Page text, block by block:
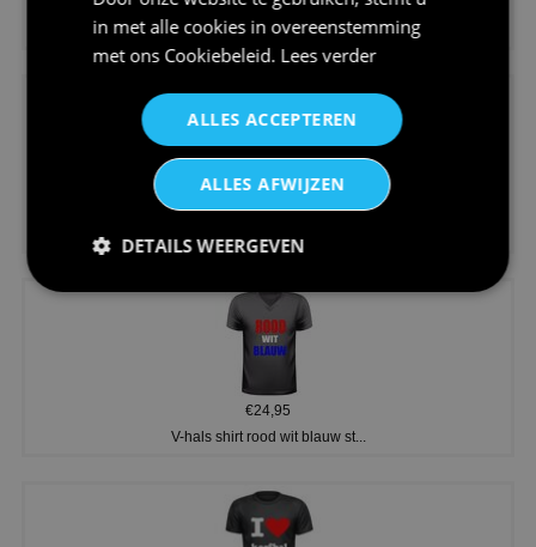
€24,95
Dames v hals t-shirt prinses v...
€24,95
€24,95
V-hals shirt rood wit blauw st...
in met alle cookies in overeenstemming
met ons Cookiebeleid. Lees verder
ALLES ACCEPTEREN
ALLES AFWIJZEN
DETAILS WEERGEVEN